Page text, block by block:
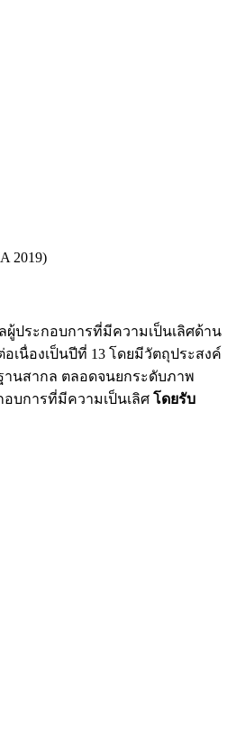
2019)
ผู้ประกอบการที่มีความเป็นเลิศด้าน
เนื่องเป็นปีที่ 13 โดยมีวัตถุประสงค์
นสากล ตลอดจนยกระดับภาพ
บการที่มีความเป็นเลิศ โดยรับ